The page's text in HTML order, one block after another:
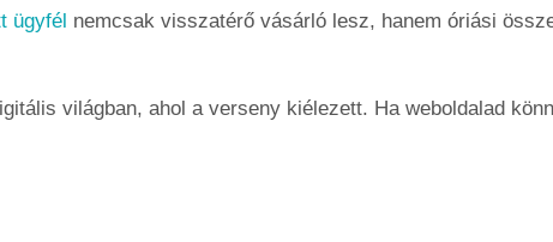
ügyfél nemcsak visszatérő vásárló lesz, hanem óriási
világban, ahol a verseny kiélezett. Ha weboldalad